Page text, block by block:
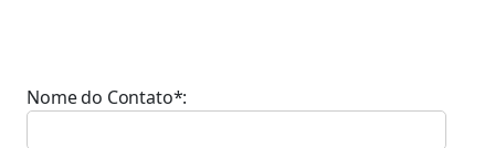
Nome do Contato*: